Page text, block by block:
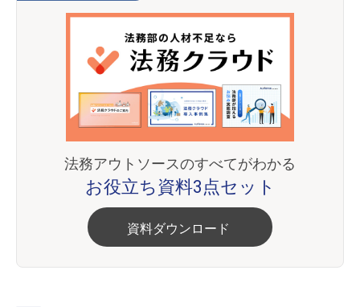
法務アウトソースのすべてがわかる
お役立ち資料3点セット
資料ダウンロード